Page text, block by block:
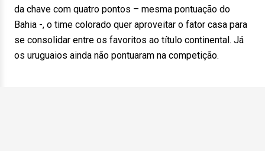
da chave com quatro pontos – mesma pontuação do
Bahia -, o time colorado quer aproveitar o fator casa para
se consolidar entre os favoritos ao título continental. Já
os uruguaios ainda não pontuaram na competição.